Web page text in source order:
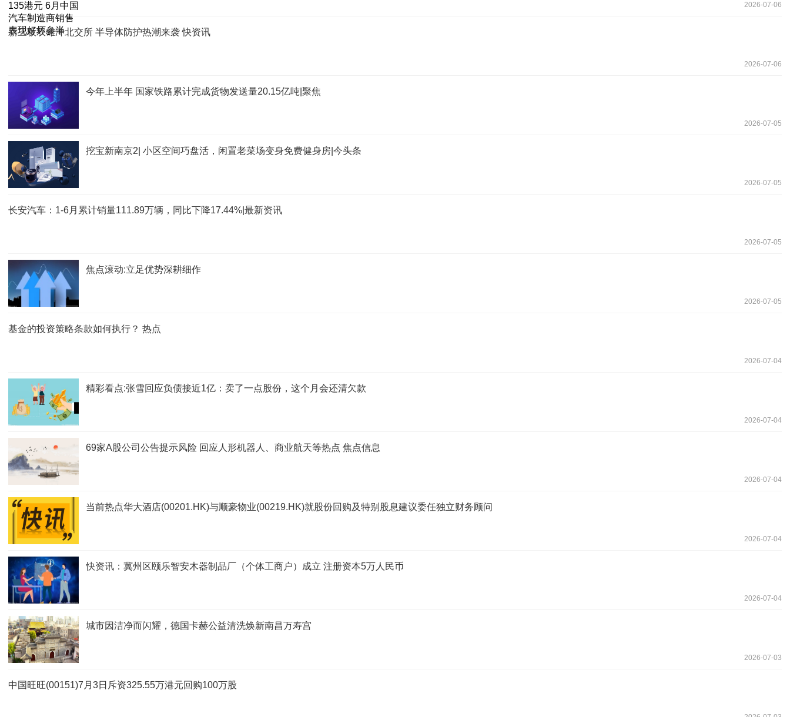
2026-07-06
新三板双雄冲北交所 半导体防护热潮来袭 快资讯
2026-07-06
今年上半年 国家铁路累计完成货物发送量20.15亿吨|聚焦
2026-07-05
挖宝新南京2| 小区空间巧盘活，闲置老菜场变身免费健身房|今头条
2026-07-05
长安汽车：1-6月累计销量111.89万辆，同比下降17.44%|最新资讯
2026-07-05
焦点滚动:立足优势深耕细作
2026-07-05
基金的投资策略条款如何执行？ 热点
2026-07-04
精彩看点:张雪回应负债接近1亿：卖了一点股份，这个月会还清欠款
2026-07-04
69家A股公司公告提示风险 回应人形机器人、商业航天等热点 焦点信息
2026-07-04
当前热点华大酒店(00201.HK)与顺豪物业(00219.HK)就股份回购及特别股息建议委任独立财务顾问
2026-07-04
快资讯：冀州区颐乐智安木器制品厂（个体工商户）成立 注册资本5万人民币
2026-07-04
城市因洁净而闪耀，德国卡赫公益清洗焕新南昌万寿宫
2026-07-03
中国旺旺(00151)7月3日斥资325.55万港元回购100万股